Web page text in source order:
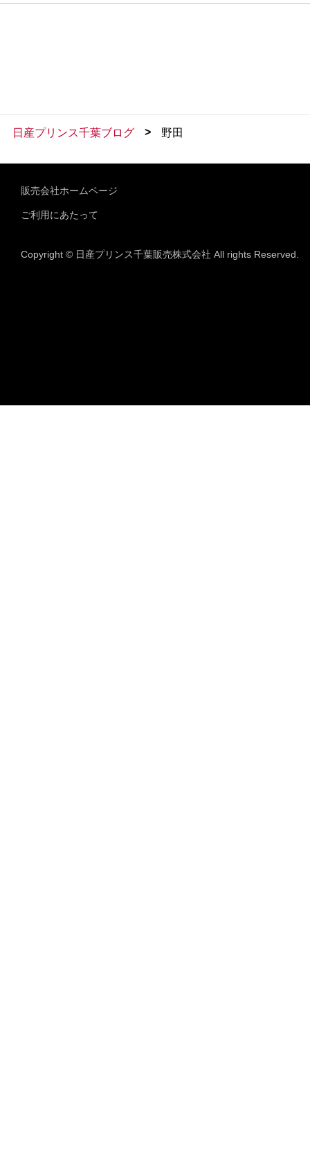
日産プリンス千葉ブログ > 野田
販売会社ホームページ
ご利用にあたって
Copyright © 日産プリンス千葉販売株式会社 All rights Reserved.